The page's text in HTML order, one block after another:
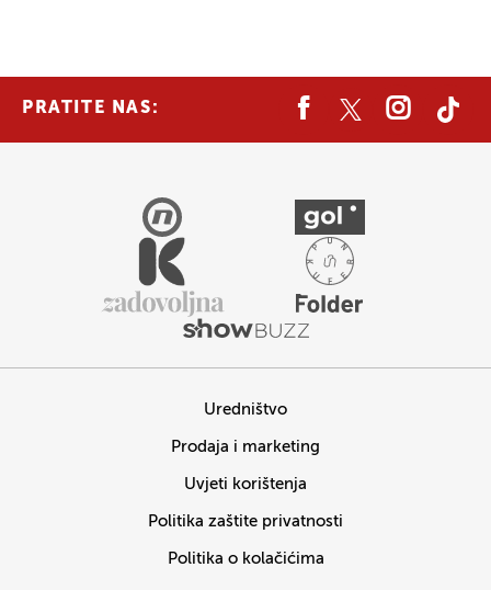
PRATITE NAS:
Uredništvo
Prodaja i marketing
Uvjeti korištenja
Politika zaštite privatnosti
Politika o kolačićima